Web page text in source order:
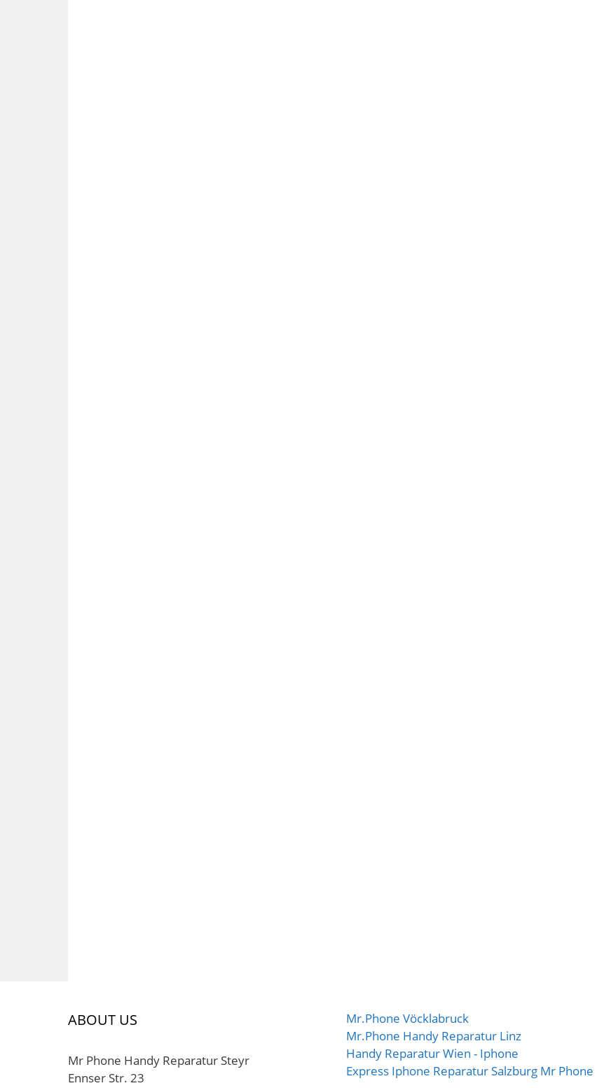
ABOUT US
Mr Phone Handy Reparatur Steyr
Ennser Str. 23
Mr.Phone Vöcklabruck
Mr.Phone Handy Reparatur Linz
Handy Reparatur Wien - Iphone
Express Iphone Reparatur Salzburg Mr Phone